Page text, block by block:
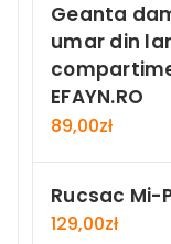
Geanta
umar din
EFAYN.RO
89,00zł
Rucsac Mi-
129,00zł